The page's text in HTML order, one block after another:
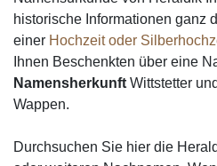
historische Informationen ganz
einer Hochzeit oder
Ihnen Beschenkten über eine
Namensherkunft Wittstetter
Wappen.
Durchsuchen Sie hier die